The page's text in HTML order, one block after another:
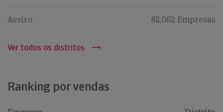
Aveiro 82,062 Empresas
Ver todos os distritos
Ranking por vendas